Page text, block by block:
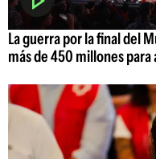
La guerra por la final del
más de 450 millones para